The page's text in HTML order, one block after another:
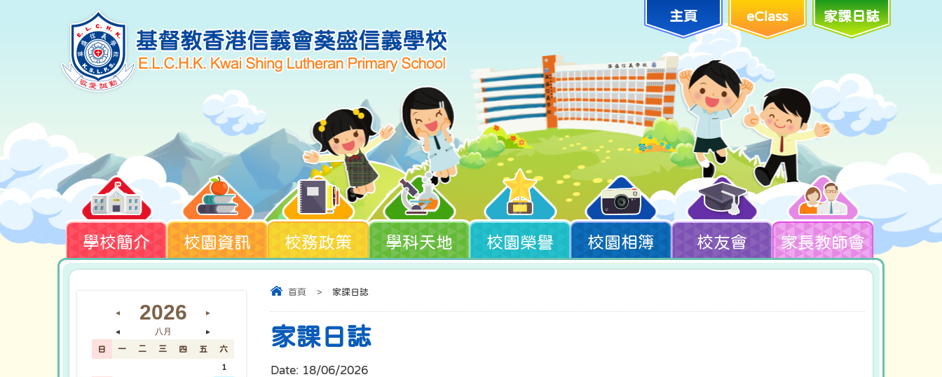
主頁 eClass 家課日誌
學校簡介 校園資訊 校務政策 學科天地 校園榮譽 校園相簿 校友會 家長教師會
首頁 > 家課日誌
家課日誌
Date: 18/06/2026
◄ 2026 ►
◄ 八月 ►
日 一 二 三 四 五 六
1